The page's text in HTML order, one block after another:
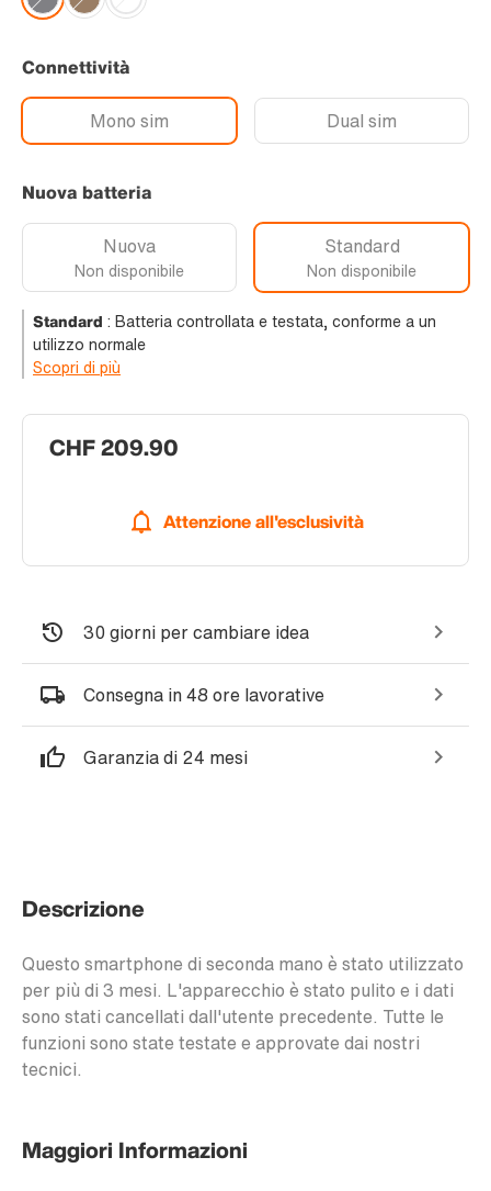
CHF 209.90
Attenzione all'esclusività
Connettività
Mono sim Dual sim
Nuova batteria
Nuova
Non disponibile
Standard
Non disponibile
Standard : Batteria controllata e testata, conforme a un
utilizzo normale
Scopri di più
30 giorni per cambiare idea
Consegna in 48 ore lavorative
Garanzia di 24 mesi
Descrizione
Questo smartphone di seconda mano è stato utilizzato
per più di 3 mesi. L'apparecchio è stato pulito e i dati
sono stati cancellati dall'utente precedente. Tutte le
funzioni sono state testate e approvate dai nostri
tecnici.
Maggiori Informazioni